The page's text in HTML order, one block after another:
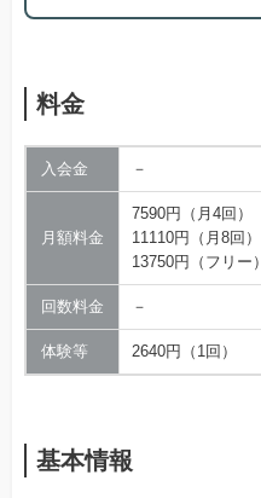
料金
入会金 －
月額料金
7590円（月4回）
11110円（月8回）
13750円（フリー）
回数料金 －
体験等 2640円（1回）
基本情報